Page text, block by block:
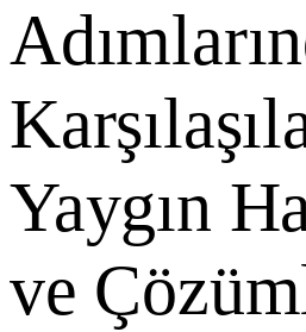
Yaygın
ve